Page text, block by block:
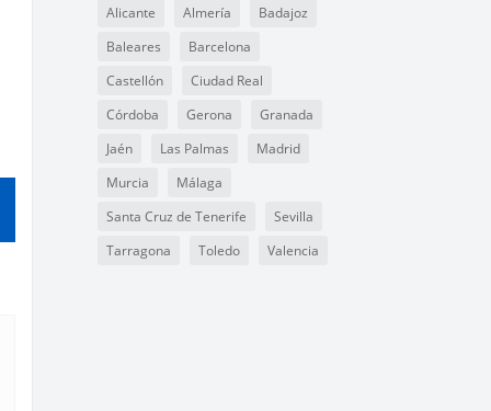
Alicante Almería
Badajoz
Baleares
Barcelona
Castellón
Ciudad Real
Córdoba
Gerona
Granada
Jaén
Las Palmas
Madrid
Murcia
Málaga
Santa Cruz de Tenerife
Sevilla
Tarragona
Toledo Valencia